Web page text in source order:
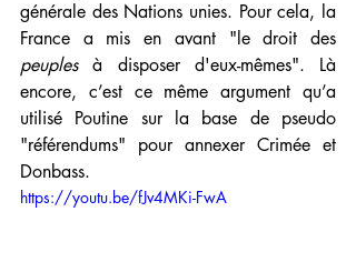
générale des Nations unies. Pour cela, la
peuples à disposer d'eux-mêmes".
Là
encore, c’est ce même argument qu’a
utilisé Poutine sur la base de pseudo
"référendums" pour annexer Crimée et
Donbass.
https://youtu.be/fJv4MKi-FwA